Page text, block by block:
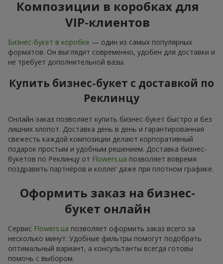
подарка
выходят сдержанность в оформлении и безупречность
композиции. Ведь в деловом мире даже мельчайшие
детали имеют значение. Один правильно подобранный
продемонстрировать уважение к партнёрам,
перспективность и хороший вкус. Именно поэтому бизнес-
букет давно стал универсальным инструментом деловой
дни рождения и просто как деловой комплимент.
Выбирая бизнес-букет, важно помнить о его ключевых
характеристиках: баланс, утончённый флористический
стиль и чёткое понимание делового этикета. На сайте
flowers.uaвы сможете найти корпоративный комплимент —
задачи: переговоры, корпоративные события, подарки
руководителям или партнёрам.
Почему стоит выбрать бизнес-
букет для коллеги или
партнёра